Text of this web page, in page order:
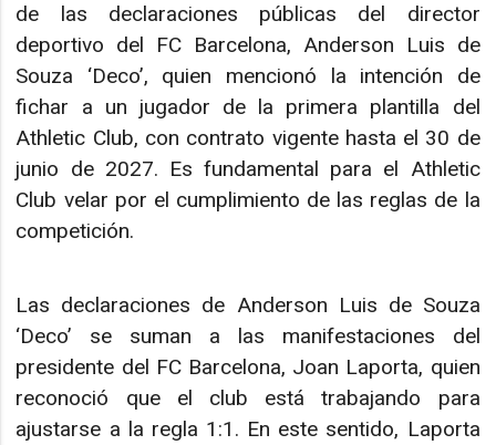
de las declaraciones públicas del director
deportivo del FC Barcelona, Anderson Luis de
Souza ‘Deco’, quien mencionó la intención de
fichar a un jugador de la primera plantilla del
Athletic Club, con contrato vigente hasta el 30 de
junio de 2027. Es fundamental para el Athletic
Club velar por el cumplimiento de las reglas de la
competición.
Las declaraciones de Anderson Luis de Souza
‘Deco’ se suman a las manifestaciones del
presidente del FC Barcelona, Joan Laporta, quien
reconoció que el club está trabajando para
ajustarse a la regla 1:1. En este sentido, Laporta